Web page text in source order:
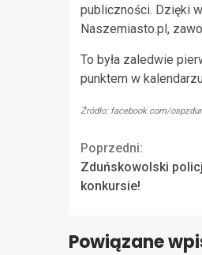
publiczności. Dzięki
Naszemiasto.pl,
To była zaledwie
punktem w
Źródło: facebook.com/
Continue
Reading
Poprzedni:
Zduńskowolski
konkursie!
Powiązane